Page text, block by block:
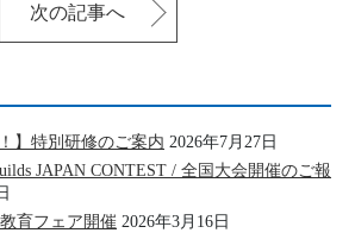
次の記事へ
】特別研修のご案内 2026年7月27日
JAPAN CONTEST / 全国大会開催のご報
育フェア開催 2026年3月16日